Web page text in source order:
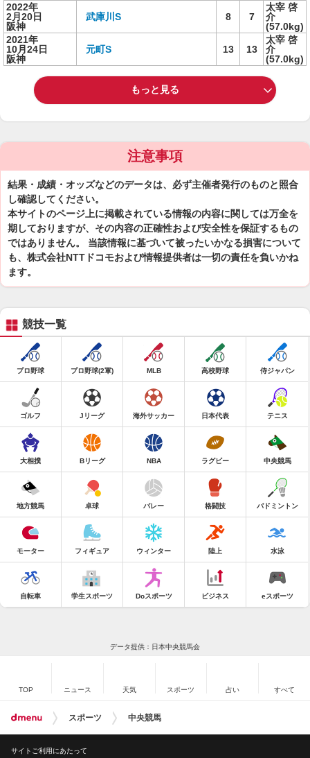
2022年
2月20日
阪神
武庫川S 8 7
太宰 啓
介
(57.0kg)
2021年
10月24日
阪神
元町S 13 13
太宰 啓
介
(57.0kg)
もっと見る
注意事項
結果・成績・オッズなどのデータは、必ず主催者発行のものと照合
し確認してください。
本サイトのページ上に掲載されている情報の内容に関しては万全を
期しておりますが、その内容の正確性および安全性を保証するもの
ではありません。 当該情報に基づいて被ったいかなる損害について
も、株式会社NTTドコモおよび情報提供者は一切の責任を負いかね
ます。
競技一覧
プロ野球 プロ野球(2軍) MLB 高校野球 侍ジャパン
ゴルフ Jリーグ 海外サッカー 日本代表 テニス
大相撲 Bリーグ NBA ラグビー 中央競馬
地方競馬 卓球 バレー 格闘技 バドミントン
モーター フィギュア ウィンター 陸上 水泳
自転車 学生スポーツ Doスポーツ ビジネス eスポーツ
データ提供：日本中央競馬会
TOP ニュース 天気 スポーツ 占い すべて
スポーツ 中央競馬
サイトご利用にあたって